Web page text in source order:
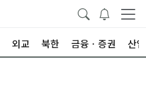
외교 북한 금융ㆍ증권 산업